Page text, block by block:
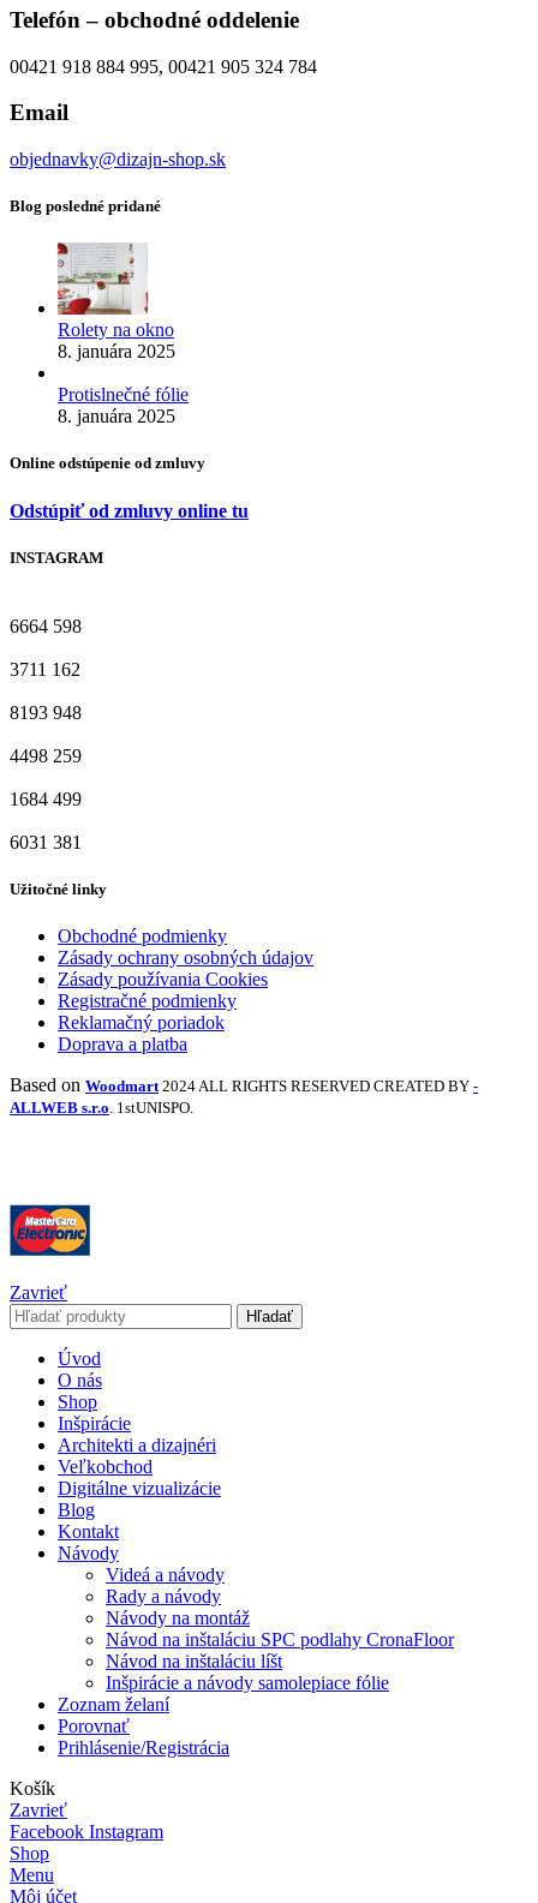
Telefón – obchodné oddelenie
00421 918 884 995, 00421 905 324 784
Email
objednavky@dizajn-shop.sk
Blog posledné pridané
Rolety na okno
8. januára 2025
Protislnečné fólie
8. januára 2025
Online odstúpenie od zmluvy
Odstúpiť od zmluvy online tu
INSTAGRAM
6664 598
3711 162
8193 948
4498 259
1684 499
6031 381
Užitočné linky
Obchodné podmienky
Zásady ochrany osobných údajov
Zásady používania Cookies
Registračné podmienky
Reklamačný poriadok
Doprava a platba
Based on Woodmart 2024 ALL RIGHTS RESERVED CREATED BY -
ALLWEB s.r.o. 1stUNISPO.
Zavrieť
Hľadať
Úvod
O nás
Shop
Inšpirácie
Architekti a dizajnéri
Veľkobchod
Digitálne vizualizácie
Blog
Kontakt
Návody
Videá a návody
Rady a návody
Návody na montáž
Návod na inštaláciu SPC podlahy CronaFloor
Návod na inštaláciu líšt
Inšpirácie a návody samolepiace fólie
Zoznam želaní
Porovnať
Prihlásenie/Registrácia
Košík
Zavrieť
Facebook Instagram
Shop
Menu
Môj účet